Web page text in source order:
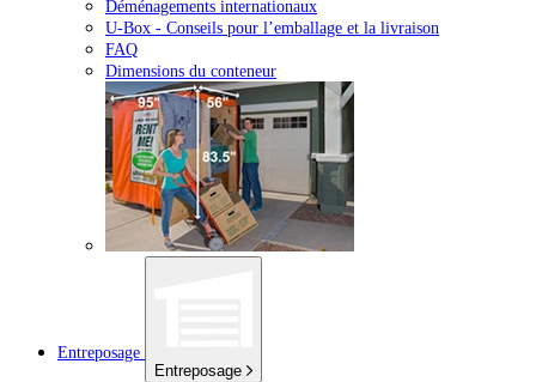
Déménagements internationaux
U-Box - Conseils pour l’emballage et la livraison
FAQ
Dimensions du conteneur
Entreposage
Entreposage